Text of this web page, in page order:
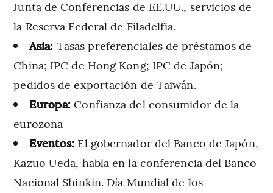
Junta de Conferencias de EE.UU., servicios de
la Reserva Federal de Filadelfia.
Asia: Tasas preferenciales de préstamos de
China; IPC de Hong Kong; IPC de Japón;
pedidos de exportación de Taiwán.
Europa:Confianza del consumidor de la
eurozona
Eventos: El gobernador del Banco de Japón,
Kazuo Ueda, habla en la conferencia del Banco
Nacional Shinkin. Día Mundial de los